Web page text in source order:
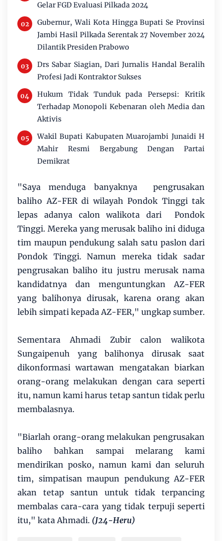
Gelar FGD Evaluasi Pilkada 2024
Gubernur, Wali Kota Hingga Bupati Se Provinsi
Jambi Hasil Pilkada Serentak 27 November 2024
Dilantik Presiden Prabowo
Drs Sabar Siagian, Dari Jurnalis Handal Beralih
Profesi Jadi Kontraktor Sukses
Hukum Tidak Tunduk pada Persepsi: Kritik
Terhadap Monopoli Kebenaran oleh Media dan
Aktivis
Wakil Bupati Kabupaten Muarojambi Junaidi H
Mahir Resmi Bergabung Dengan Partai
Demikrat
"Saya menduga banyaknya pengrusakan
baliho AZ-FER di wilayah Pondok Tinggi tak
lepas adanya calon walikota dari Pondok
Tinggi. Mereka yang merusak baliho ini diduga
tim maupun pendukung salah satu paslon dari
Pondok Tinggi. Namun mereka tidak sadar
pengrusakan baliho itu justru merusak nama
kandidatnya dan menguntungkan AZ-FER
yang balihonya dirusak, karena orang akan
lebih simpati kepada AZ-FER," ungkap sumber.
Sementara Ahmadi Zubir calon walikota
Sungaipenuh yang balihonya dirusak saat
dikonformasi wartawan mengatakan biarkan
orang-orang melakukan dengan cara seperti
itu, namun kami harus tetap santun tidak perlu
membalasnya.
"Biarlah orang-orang melakukan pengrusakan
baliho bahkan sampai melarang kami
mendirikan posko, namun kami dan seluruh
tim, simpatisan maupun pendukung AZ-FER
akan tetap santun untuk tidak terpancing
membalas cara-cara yang tidak terpuji seperti
itu," kata Ahmadi. (J24-Heru)